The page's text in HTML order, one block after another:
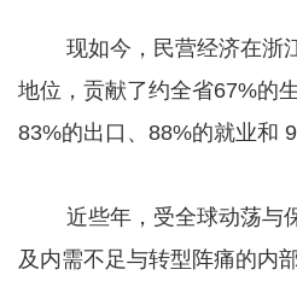
现如今，民营经济在浙
地位，贡献了约全省67%的
83%的出口、88%的就业和
近些年，受全球动荡与保
及内需不足与转型阵痛的内